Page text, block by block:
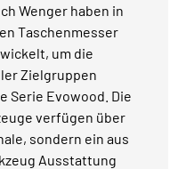
Wenger haben in
Taschenmesser
um die
Zielgruppen
Serie Evowood. Die
verfügen über
sondern ein aus
Ausstattung